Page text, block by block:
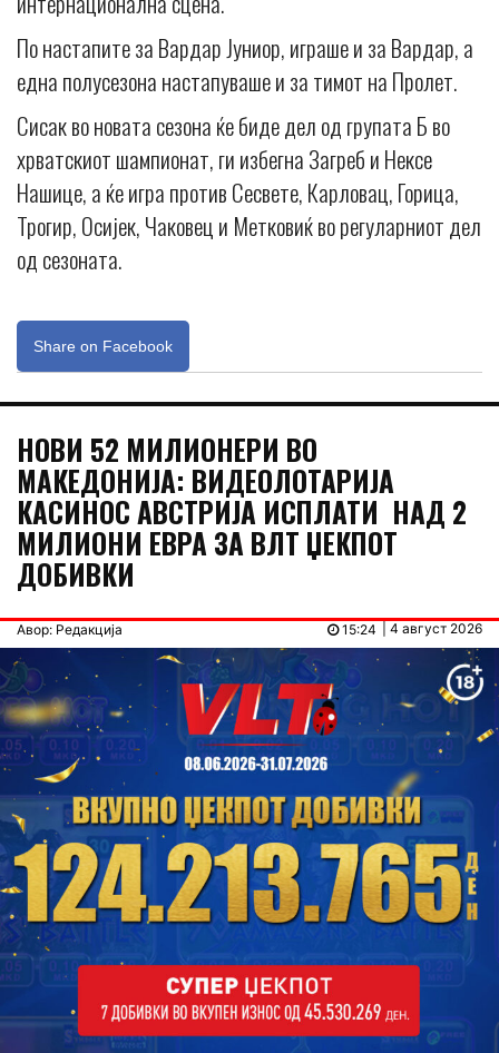
По настапите за Вардар Јуниор, играше и за Вардар, а
една полусезона настапуваше и за тимот на Пролет.
Сисак во новата сезона ќе биде дел од групата Б во
хрватскиот шампионат, ги избегна Загреб и Нексе
Нашице, а ќе игра против Сесвете, Карловац, Горица,
Трогир, Осијек, Чаковец и Метковиќ во регуларниот дел
од сезоната.
Share on Facebook
НОВИ 52 МИЛИОНЕРИ ВО
МАКЕДОНИЈА: ВИДЕОЛОТАРИЈА
КАСИНОС АВСТРИЈА ИСПЛАТИ НАД 2
МИЛИОНИ ЕВРА ЗА ВЛТ ЏЕКПОТ
ДОБИВКИ
Авор: Редакција | 4 август 2026
15:24